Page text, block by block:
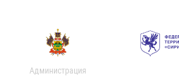
Администрация